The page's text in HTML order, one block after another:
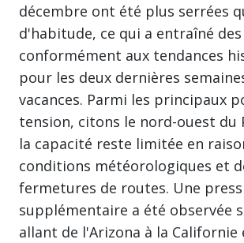
décembre ont été plus serrées
d'habitude, ce qui a entraîné
conformément aux tendances
pour les deux dernières
vacances. Parmi les principaux
tension, citons le nord-ouest du
la capacité reste limitée en
conditions météorologiques et
fermetures de routes. Une
supplémentaire a été observée
allant de l'Arizona à la Californie